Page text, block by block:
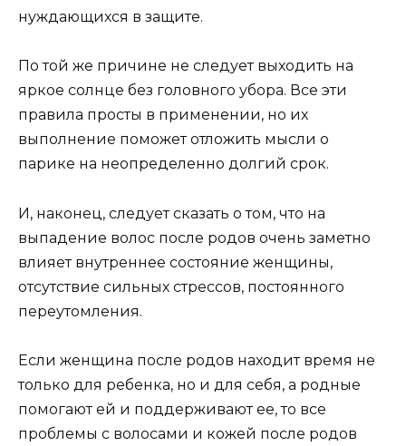
нуждающихся в защите.
По той же причине не следует выходить на
яркое солнце без головного убора. Все эти
правила просты в применении, но их
выполнение поможет отложить мысли о
парике на неопределенно долгий срок.
И, наконец, следует сказать о том, что на
выпадение волос после родов очень заметно
влияет внутреннее состояние женщины,
отсутствие сильных стрессов, постоянного
переутомления.
Если женщина после родов находит время не
только для ребенка, но и для себя, а родные
помогают ей и поддерживают ее, то все
проблемы с волосами и кожей после родов